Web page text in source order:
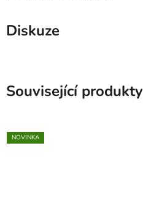
Diskuze
Související produkty
NOVINKA